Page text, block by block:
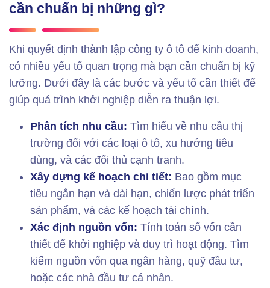
cần chuẩn bị những gì?
Khi quyết định thành lập công ty ô tô để kinh doanh,
có nhiều yếu tố quan trọng mà bạn cần chuẩn bị kỹ
lưỡng. Dưới đây là các bước và yếu tố cần thiết để
giúp quá trình khởi nghiệp diễn ra thuận lợi.
Phân tích nhu cầu: Tìm hiểu về nhu cầu thị
trường đối với các loại ô tô, xu hướng tiêu
dùng, và các đối thủ cạnh tranh.
Xây dựng kế hoạch chi tiết: Bao gồm mục
tiêu ngắn hạn và dài hạn, chiến lược phát triển
sản phẩm, và các kế hoạch tài chính.
Xác định nguồn vốn: Tính toán số vốn cần
thiết để khởi nghiệp và duy trì hoạt động. Tìm
kiếm nguồn vốn qua ngân hàng, quỹ đầu tư,
hoặc các nhà đầu tư cá nhân.